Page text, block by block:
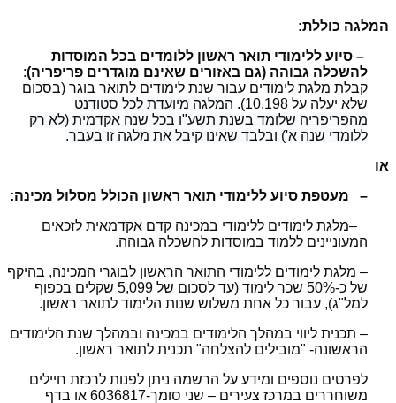
המלגה כוללת:
– סיוע ללימודי תואר ראשון ללומדים בכל המוסדות
להשכלה גבוהה (גם באזורים שאינם מוגדרים פריפריה):
קבלת מלגת לימודים עבור שנת לימודים לתואר בוגר (בסכום
שלא יעלה על 10,198).
המלגה מיועדת לכל סטודנט
מהפריפריה שלומד בשנת תשע"ו בכל שנה אקדמית (לא רק
ללומדי שנה א') ובלבד שאינו קיבל את מלגה זו בעבר.
או
– מעטפת סיוע ללימודי תואר ראשון הכולל מסלול מכינה:
–מלגת לימודים ללימודי במכינה קדם אקדמאית לזכאים
המעוניינים ללמוד במוסדות להשכלה גבוהה.
– מלגת לימודים ללימודי התואר הראשון לבוגרי המכינה, בהיקף
של כ-50% שכר לימוד (עד לסכום של 5,099 שקלים בכפוף
למל"ג), עבור כל אחת משלוש שנות הלימוד לתואר ראשון.
– תכנית ליווי במהלך הלימודים במכינה ובמהלך שנת הלימודים
הראשונה- "מובילים להצלחה" תכנית לתואר ראשון.
לפרטים נוספים ומידע על הרשמה ניתן לפנות לרכזת חיילים
משוחררים במרכז צעירים – שני סומך-6036817 או בדף